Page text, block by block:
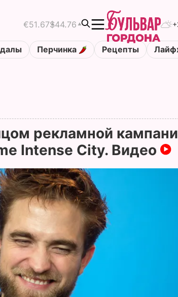
€51.67$44.76
Перчинка Рецепты
рекламной
Intense City. Видео